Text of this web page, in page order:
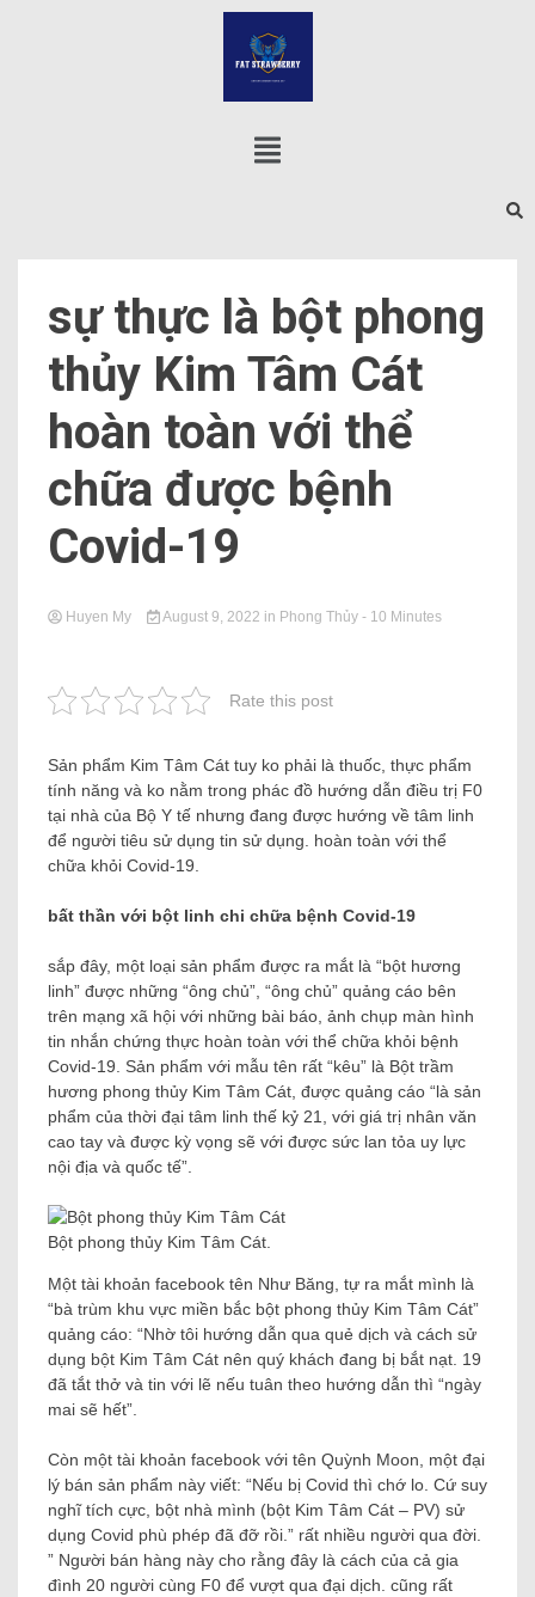
sự thực là bột phong
thủy Kim Tâm Cát
hoàn toàn với thể
chữa được bệnh
Covid-19
Huyen My August 9, 2022 in Phong Thủy - 10 Minutes
Rate this post
Sản phẩm Kim Tâm Cát tuy ko phải là thuốc, thực phẩm
tính năng và ko nằm trong phác đồ hướng dẫn điều trị F0
tại nhà của Bộ Y tế nhưng đang được hướng về tâm linh
để người tiêu sử dụng tin sử dụng. hoàn toàn với thể
chữa khỏi Covid-19.
bất thần với bột linh chi chữa bệnh Covid-19
sắp đây, một loại sản phẩm được ra mắt là “bột hương
linh” được những “ông chủ”, “ông chủ” quảng cáo bên
trên mạng xã hội với những bài báo, ảnh chụp màn hình
tin nhắn chứng thực hoàn toàn với thể chữa khỏi bệnh
Covid-19. Sản phẩm với mẫu tên rất “kêu” là Bột trầm
hương phong thủy Kim Tâm Cát, được quảng cáo “là sản
phẩm của thời đại tâm linh thế kỷ 21, với giá trị nhân văn
cao tay và được kỳ vọng sẽ với được sức lan tỏa uy lực
nội địa và quốc tế”.
Bột phong thủy Kim Tâm Cát.
Một tài khoản facebook tên Như Băng, tự ra mắt mình là
“bà trùm khu vực miền bắc bột phong thủy Kim Tâm Cát”
quảng cáo: “Nhờ tôi hướng dẫn qua quẻ dịch và cách sử
dụng bột Kim Tâm Cát nên quý khách đang bị bắt nạt. 19
đã tắt thở và tin với lẽ nếu tuân theo hướng dẫn thì “ngày
mai sẽ hết”.
Còn một tài khoản facebook với tên Quỳnh Moon, một đại
lý bán sản phẩm này viết: “Nếu bị Covid thì chớ lo. Cứ suy
nghĩ tích cực, bột nhà mình (bột Kim Tâm Cát – PV) sử
dụng Covid phù phép đã đỡ rồi.” rất nhiều người qua đời.
” Người bán hàng này cho rằng đây là cách của cả gia
đình 20 người cùng F0 để vượt qua đại dịch. cũng rất